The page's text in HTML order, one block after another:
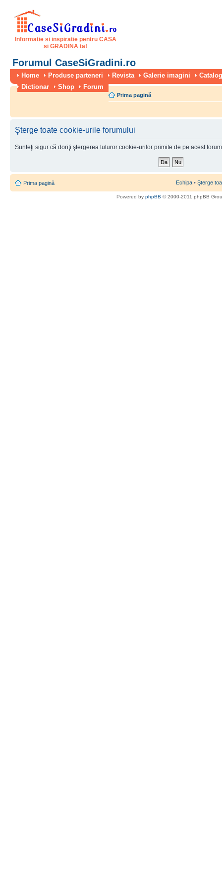
Informatie si inspiratie pentru CASA
si GRADINA ta!
Forumul CaseSiGradini.ro
Home Produse parteneri Revista Galerie imagini
Dictionar
Shop Forum
Prima pagină
Şterge toate cookie-urile forumului
Sunteţi sigur că doriţi ştergerea tuturor cookie-urilor primite de pe acest
Prima pagină Echipa • Şterge
Powered by phpBB © 2000-2011 phpBB